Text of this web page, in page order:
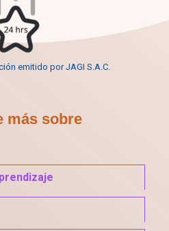
emitido por JAGI S.A.C.
más sobre